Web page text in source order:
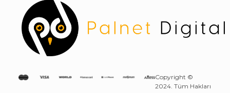
Copyright ©
2024. Tüm Hakları